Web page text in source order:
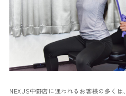
NEXUS中野店に通われるお客様の多くは、